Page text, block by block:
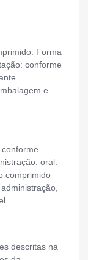
Forma
conforme
e
oral.
comprimido
descritas na